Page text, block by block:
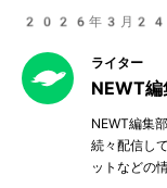
2026年3月24
ライター
NEWT編
NEWT編集
続々配信し
ットなどの